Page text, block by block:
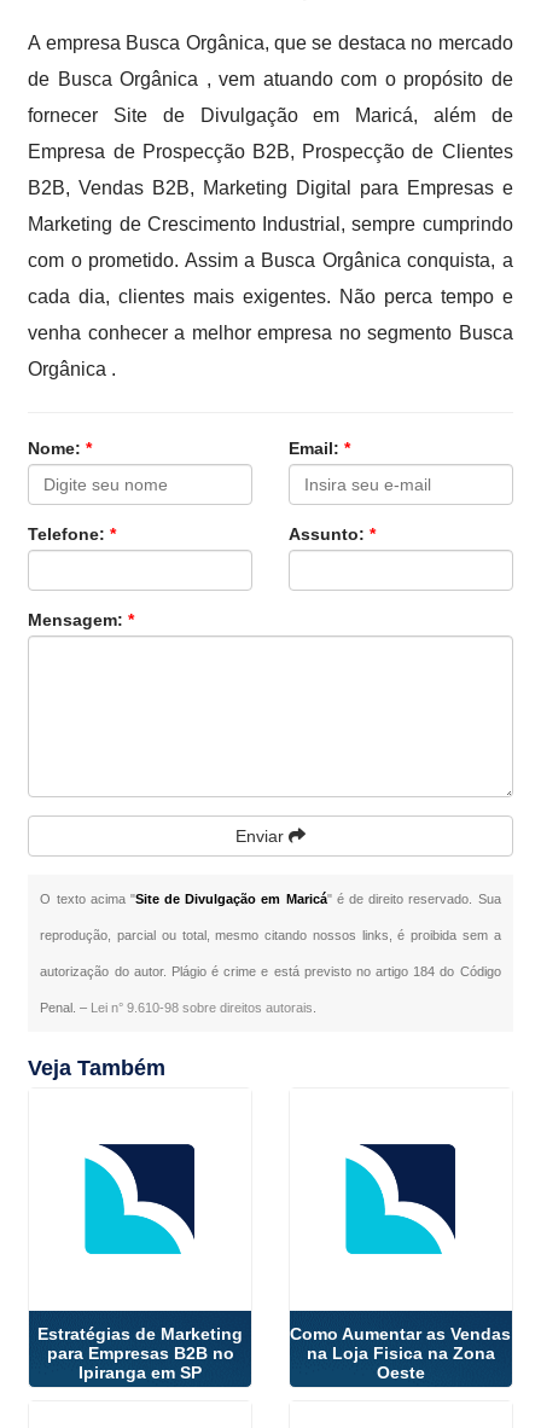
A empresa Busca Orgânica, que se destaca no mercado
de Busca Orgânica , vem atuando com o propósito de
fornecer Site de Divulgação em Maricá, além de
Empresa de Prospecção B2B, Prospecção de Clientes
B2B, Vendas B2B, Marketing Digital para Empresas e
Marketing de Crescimento Industrial, sempre cumprindo
com o prometido. Assim a Busca Orgânica conquista, a
cada dia, clientes mais exigentes. Não perca tempo e
venha conhecer a melhor empresa no segmento Busca
Orgânica .
Nome:* Email: *
Telefone:* Assunto: *
Mensagem:*
Enviar
O texto acima "Site de Divulgação em Maricá" é de direito reservado. Sua
reprodução, parcial ou total, mesmo citando nossos links, é proibida sem a
autorização do autor. Plágio é crime e está previsto no artigo 184 do Código
Penal. – Lei n° 9.610-98 sobre direitos autorais
Veja Também
Estratégias de Marketing
para Empresas B2B no
Ipiranga em SP
Como Aumentar as Vendas
na Loja Fisica na Zona
Oeste